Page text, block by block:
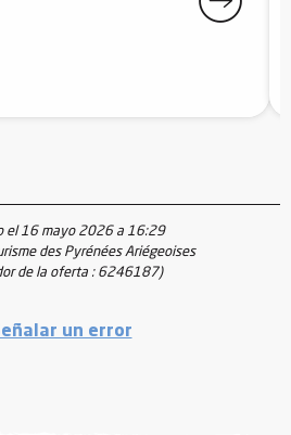
el 16 mayo 2026 a 16:29
des Pyrénées Ariégeoises
de la oferta : 6246187)
un error